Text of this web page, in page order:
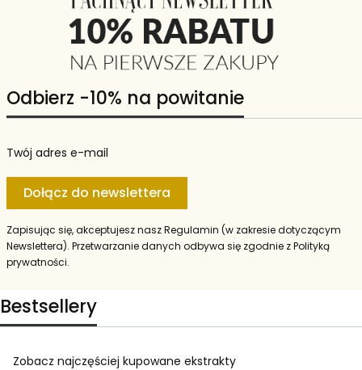
Odbierz -10% na powitanie
Twój adres e-mail
Dołącz do newslettera
Zapisując się, akceptujesz nasz Regulamin (w zakresie dotyczącym
Newslettera). Przetwarzanie danych odbywa się zgodnie z Polityką
prywatności.
Bestsellery
Zobacz najczęściej kupowane ekstrakty